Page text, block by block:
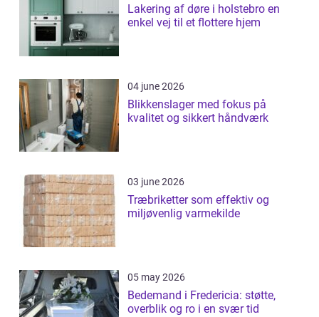
Lakering af døre i holstebro en
enkel vej til et flottere hjem
04 june 2026
Blikkenslager med fokus på
kvalitet og sikkert håndværk
03 june 2026
Træbriketter som effektiv og
miljøvenlig varmekilde
05 may 2026
Bedemand i Fredericia: støtte,
overblik og ro i en svær tid